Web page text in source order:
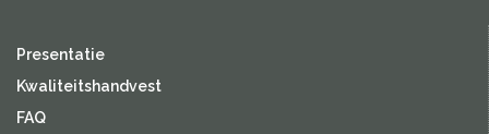
Presentatie
Kwaliteitshandvest
FAQ